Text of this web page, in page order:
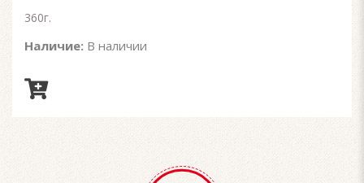
360г.
Наличие: В наличии